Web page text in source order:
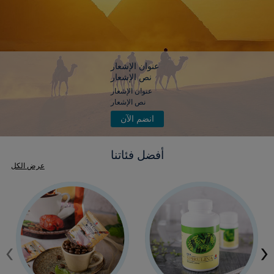
عنوان الإشعار
نص الإشعار
عنوان الإشعار
نص الإشعار
انضم الآن
أفضل فئاتنا
عرض الكل
‹ ›